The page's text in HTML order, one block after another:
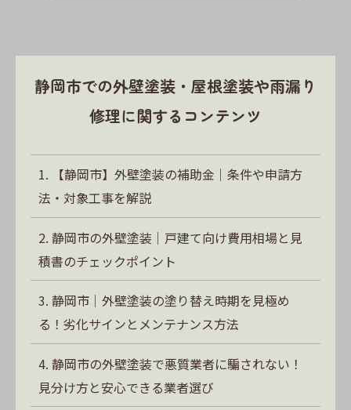
静岡市での外壁塗装・屋根塗装や雨漏り
修理に関するコンテンツ
【静岡市】外壁塗装の補助金｜条件や申請方
法・対象工事を解説
静岡市の外壁塗装｜戸建て向け費用相場と見
積書のチェックポイント
静岡市｜外壁塗装の塗り替え時期を見極め
る！劣化サインとメンテナンス方法
静岡市の外壁塗装で悪質業者に騙されない！
見分け方と安心できる業者選び